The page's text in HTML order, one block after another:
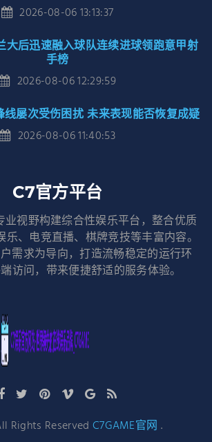
2026-08-06 13:13:37
大后迅速融入球队连续进球领跑意甲射
手榜
2026-08-06 12:29:59
线屡次受伤困扰 未来表现能否恢复成疑
2026-08-06 11:40:53
C7官方平台
业视野构建综合性娱乐平台，整合优质
、电竞直播、棋牌竞技等丰富内容。
需求为导向，打造流畅稳定的运行环
访问，带来便捷舒适的服务体验。
Rights Reserved C7GAME官网 .